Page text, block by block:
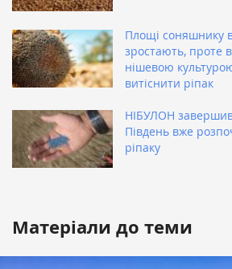
Площі соняшнику
зростають, проте
нішевою
витіснити ріпак
НІБУЛОН
Південь вже
ріпаку
Матеріали до теми